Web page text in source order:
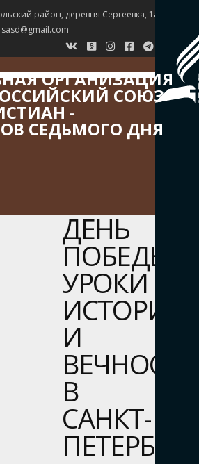
район, деревня Сергеевка, 1а
ДЕНЬ
ПОБЕДЫ:
УРОКИ
ИСТОРИИ
И
ВЕЧНОСТИ
В
САНКТ-